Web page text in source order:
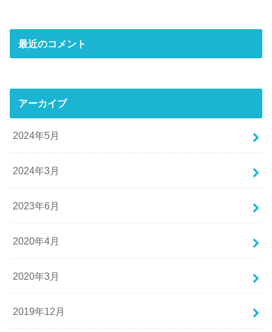
最近のコメント
アーカイブ
2024年5月
2024年3月
2023年6月
2020年4月
2020年3月
2019年12月